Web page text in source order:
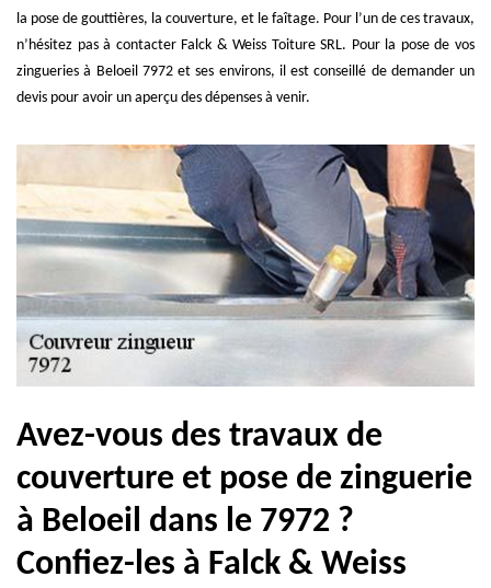
la pose de gouttières, la couverture, et le faîtage. Pour l’un de ces travaux,
n’hésitez pas à contacter Falck & Weiss Toiture SRL. Pour la pose de vos
zingueries à Beloeil 7972 et ses environs, il est conseillé de demander un
devis pour avoir un aperçu des dépenses à venir.
Avez-vous des travaux de
couverture et pose de zinguerie
à Beloeil dans le 7972 ?
Confiez-les à Falck & Weiss